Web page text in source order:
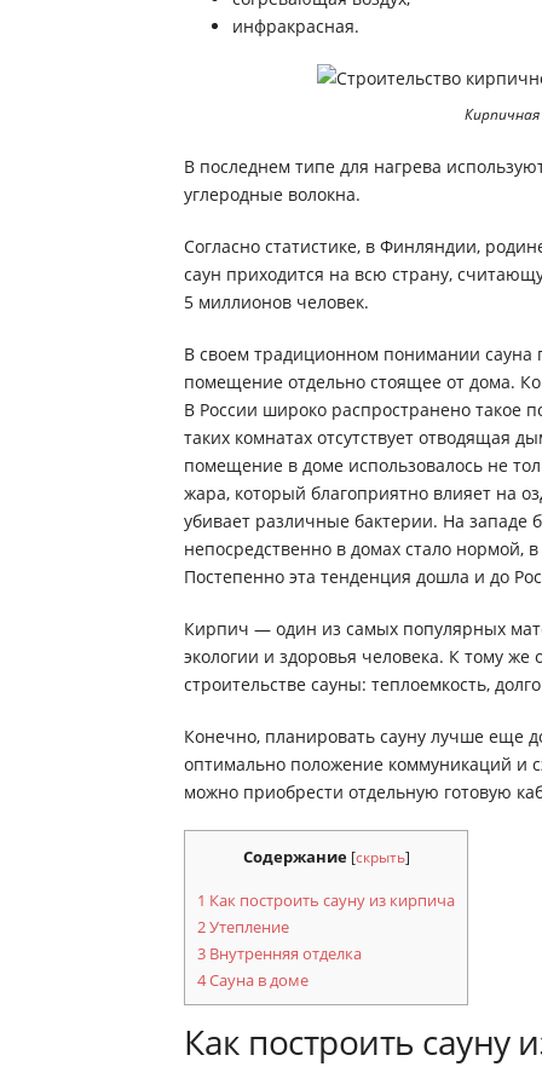
инфракрасная.
В последнем типе для нагрева
углеродные волокна.
Согласно статистике, в Финляндии,
саун приходится на всю страну,
5 миллионов человек.
В своем традиционном понимании сауна
помещение отдельно стоящее от дома.
В России широко распространено такое
таких комнатах отсутствует отводящая
помещение в доме использовалось не
жара, который благоприятно влияет на
убивает различные бактерии. На западе
непосредственно в домах стало нормой,
Постепенно эта тенденция дошла и до
Кирпич — один из самых популярных
экологии и здоровья человека. К тому
строительстве сауны: теплоемкость,
Конечно, планировать сауну лучше еще
оптимально положение коммуникаций и
можно приобрести отдельную готовую
Содержание [скрыть]
1 Как построить сауну из кирпича
2Утепление
3 Внутренняя отделка
4Сауна в доме
Как построить сауну